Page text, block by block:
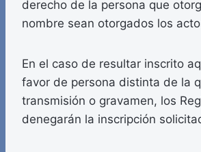
derecho de la persona que
nombre sean otorgados los
En el caso de resultar inscrito
favor de persona distinta de la
transmisión o gravamen, los
denegarán la inscripción